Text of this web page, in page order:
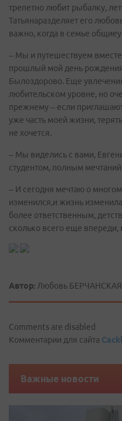
трепетно любит рыбалку,
Татьянаразделяет его
важно, когда в семье
– Мы и путешествуем
прошлый мой день рождения
Былоздорово. Еще
любительском уровне, но
прежнему – если
уже часть моей жизни,
не хочется.
– Мы виделись с вами,
студентом, полным
– И сегодня мечтаю о
изменился,и жизнь
более ответственным,
сколько всего еще впереди,
Автор: Любовь БЕРЧАНСКАЯ
Comments are disabled
Комментарии для сайта Cackl
Важные новости